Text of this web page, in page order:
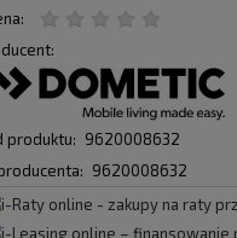
produktu: 9620008632
9620008632